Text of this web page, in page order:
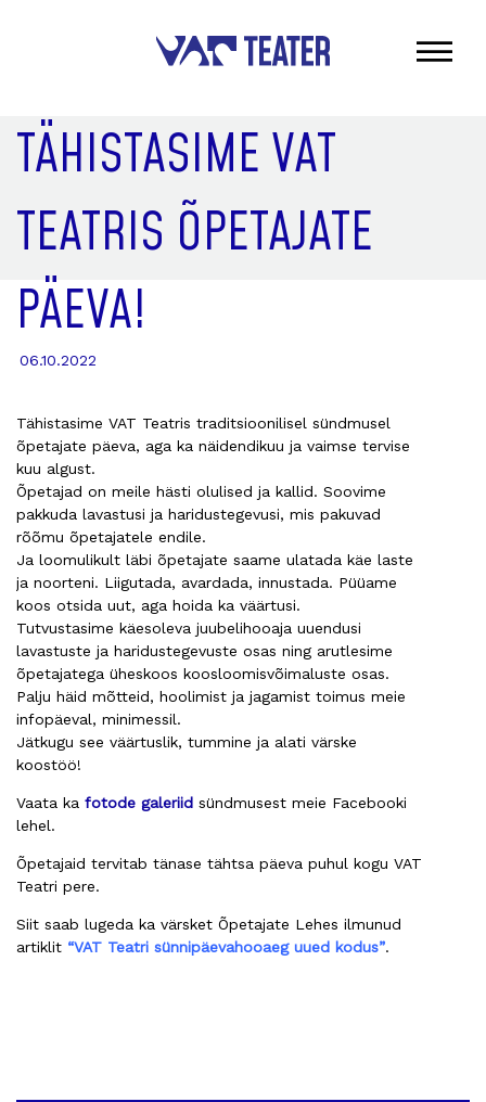
TÄHISTASIME VAT
TEATRIS ÕPETAJATE
PÄEVA!
06.10.2022
Tähistasime VAT Teatris traditsioonilisel sündmusel
õpetajate päeva, aga ka näidendikuu ja vaimse tervise
kuu algust.
Õpetajad on meile hästi olulised ja kallid. Soovime
pakkuda lavastusi ja haridustegevusi, mis pakuvad
rõõmu õpetajatele endile.
Ja loomulikult läbi õpetajate saame ulatada käe laste
ja noorteni. Liigutada, avardada, innustada. Püüame
koos otsida uut, aga hoida ka väärtusi.
Tutvustasime käesoleva juubelihooaja uuendusi
lavastuste ja haridustegevuste osas ning arutlesime
õpetajatega üheskoos koosloomisvõimaluste osas.
Palju häid mõtteid, hoolimist ja jagamist toimus meie
infopäeval, minimessil.
Jätkugu see väärtuslik, tummine ja alati värske
koostöö!
Vaata ka fotode galeriid sündmusest meie Facebooki
lehel.
Õpetajaid tervitab tänase tähtsa päeva puhul kogu VAT
Teatri pere.
Siit saab lugeda ka värsket Õpetajate Lehes ilmunud
artiklit “VAT Teatri sünnipäevahooaeg uued kodus”.